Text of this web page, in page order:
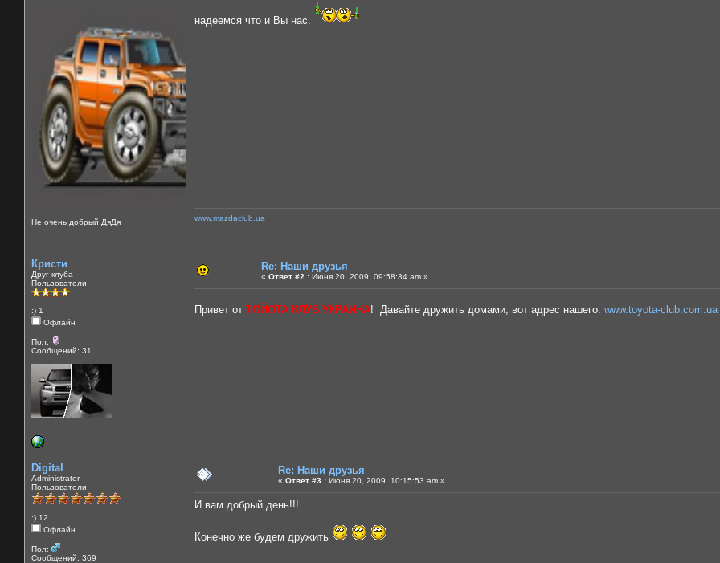
Не очень добрый ДяДя
надеемся что и Вы нас.
www.mazdaclub.ua
Кристи
Друг клуба
Пользователи
:) 1
Офлайн
Пол:
Сообщений: 31
Re: Наши друзья
« Ответ #2 : Июня 20, 2009, 09:58:34 am »
Привет от ТОЙОТА КЛУБ УКРАИНА! Давайте дружить домами, вот адрес нашего: www.toyota-club.com.ua
Digital
Administrator
Пользователи
:) 12
Офлайн
Пол:
Сообщений: 369
Re: Наши друзья
« Ответ #3 : Июня 20, 2009, 10:15:53 am »
И вам добрый день!!!
Конечно же будем дружить